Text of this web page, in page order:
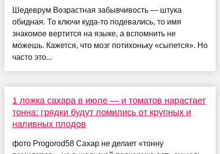
Шедеврум Возрастная забывчивость — штука
обидная. То ключи куда-то подевались, то имя
знакомое вертится на языке, а вспомнить не
можешь. Кажется, что мозг потихоньку «сыпется». Но
часто это...
1 ложка сахара в июле — и томатов нарастает
тонна: грядки будут ломились от крупных и
наливных плодов
фото Progorod58 Сахар не делает «тонну